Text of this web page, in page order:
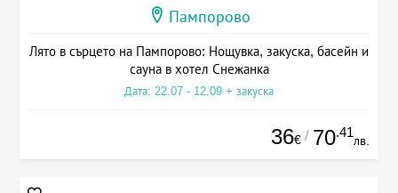
Пампорово
Лято в сърцето на Пампорово: Нощувка, закуска, басейн и
сауна в хотел Снежанка
Дата: 22.07 - 12.09 + закуска
36€ / 70.41
лв.